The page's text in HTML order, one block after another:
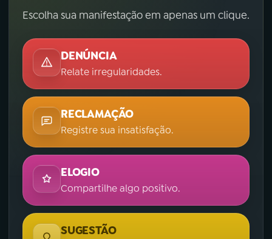
Escolha sua manifestação em apenas um clique.
DENÚNCIA
Relate irregularidades.
RECLAMAÇÃO
Registre sua insatisfação.
ELOGIO
Compartilhe algo positivo.
SUGESTÃO